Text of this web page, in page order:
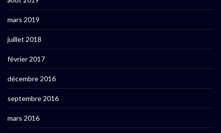
mars 2019
juillet 2018
février 2017
décembre 2016
septembre 2016
mars 2016